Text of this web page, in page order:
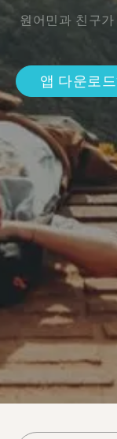
원어민과 친구
앱 다운로